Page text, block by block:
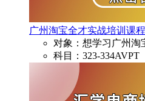
广州淘宝全才实战培训课程
对象：想学习广州淘
科目：323-334AVPT